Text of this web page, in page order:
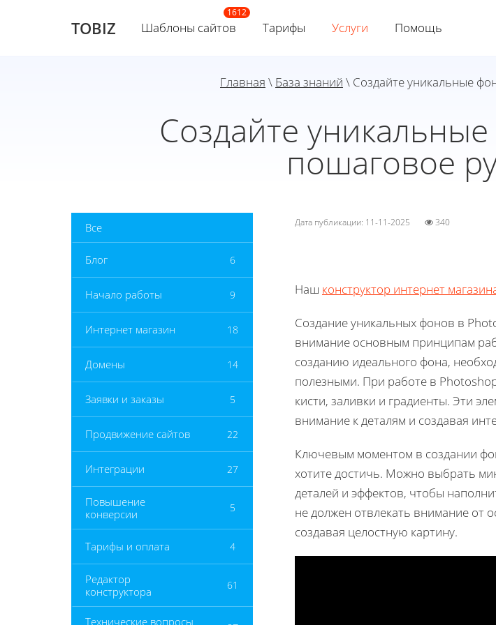
TOBIZ Шаблоны сайтов Тарифы Услуги Помощь
Главная \ База знаний \ Создайте уникальные
Создайте
пошаговое
Все
Блог 6
Начало работы 9
Интернет магазин 18
Домены 14
Заявки и заказы 5
Продвижение сайтов 22
Интеграции 27
Повышение
конверсии
5
Тарифы и оплата 4
Редактор
конструктора
61
Технические вопросы
Дата публикации: 11-11-2025 340
Наш конструктор интернет
Создание уникальных фонов в
внимание основным принципам
созданию идеального фона,
полезными. При работе в
кисти, заливки и градиенты. Эти
внимание к деталям и создавая
Ключевым моментом в создании
хотите достичь. Можно выбрать
деталей и эффектов, чтобы
не должен отвлекать внимание от
создавая целостную картину.